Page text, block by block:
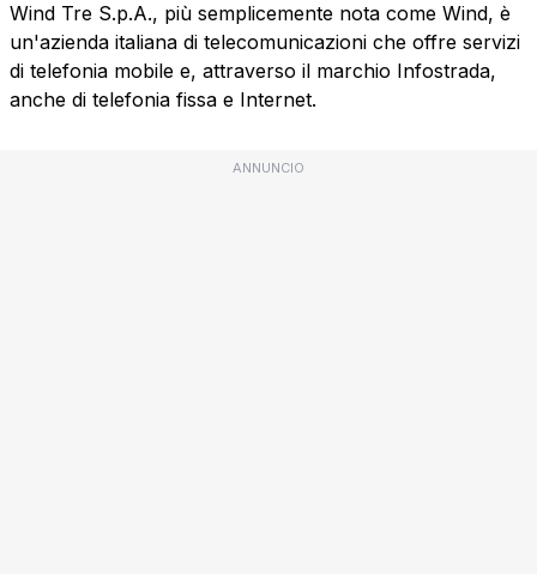
Wind Tre S.p.A., più semplicemente nota come Wind, è
un'azienda italiana di telecomunicazioni che offre servizi
di telefonia mobile e, attraverso il marchio Infostrada,
anche di telefonia fissa e Internet.
ANNUNCIO